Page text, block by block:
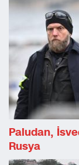
Paludan,
Rusya